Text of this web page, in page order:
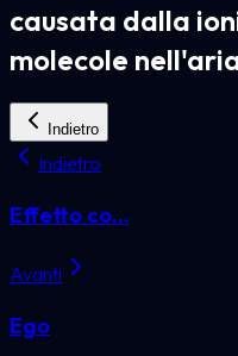
causata dalla
molecole
Indietro
Indietro
Effetto co...
Avanti
Ego